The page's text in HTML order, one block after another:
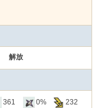
解放
361 0% 232